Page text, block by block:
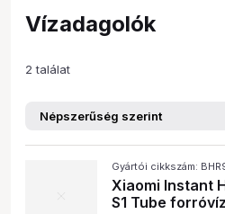
Vízadagolók
2 találat
Gyártói cikkszám:
Xiaomi Instant
S1 Tube